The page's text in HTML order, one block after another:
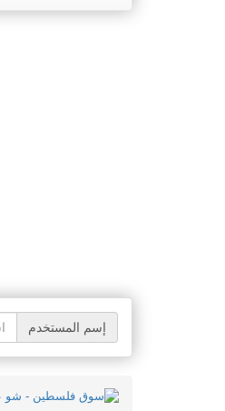
إسم المستخدم